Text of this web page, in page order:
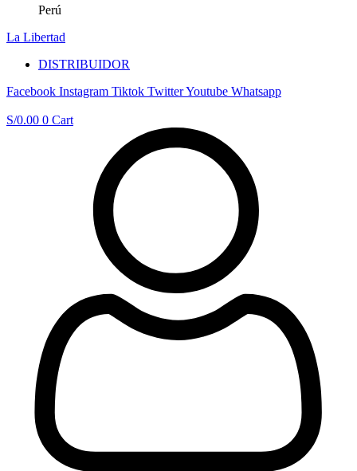
Perú
La Libertad
DISTRIBUIDOR
Facebook Instagram Tiktok TwitterYoutube Whatsapp
S/0.00 0 Cart